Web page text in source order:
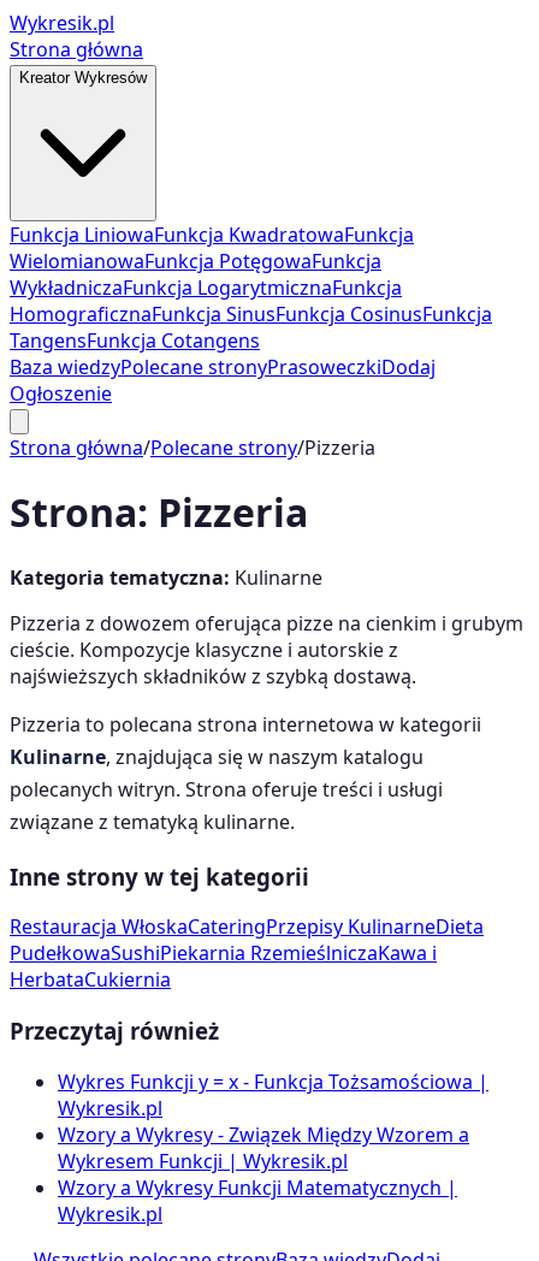
Wykresik.pl
Strona główna
Kreator Wykresów
Funkcja LiniowaFunkcja KwadratowaFunkcja
WielomianowaFunkcja PotęgowaFunkcja
WykładniczaFunkcja LogarytmicznaFunkcja
HomograficznaFunkcja SinusFunkcja CosinusFunkcja
TangensFunkcja Cotangens
Baza wiedzyPolecane stronyPrasoweczkiDodaj
Ogłoszenie
Strona główna/Polecane strony/Pizzeria
Strona: Pizzeria
Kategoria tematyczna: Kulinarne
Pizzeria z dowozem oferująca pizze na cienkim i grubym
cieście. Kompozycje klasyczne i autorskie z
najświeższych składników z szybką dostawą.
Pizzeria to polecana strona internetowa w kategorii
Kulinarne, znajdująca się w naszym katalogu
polecanych witryn. Strona oferuje treści i usługi
związane z tematyką kulinarne.
Inne strony w tej kategorii
Restauracja WłoskaCateringPrzepisy KulinarneDieta
PudełkowaSushiPiekarnia RzemieślniczaKawa i
HerbataCukiernia
Przeczytaj również
Wykres Funkcji y = x - Funkcja Tożsamościowa |
Wykresik.pl
Wzory a Wykresy - Związek Między Wzorem a
Wykresem Funkcji | Wykresik.pl
Wzory a Wykresy Funkcji Matematycznych |
Wykresik.pl